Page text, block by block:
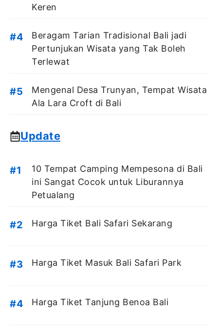
Keren
Beragam Tarian Tradisional Bali jadi
Pertunjukan Wisata yang Tak Boleh
Terlewat
Mengenal Desa Trunyan, Tempat Wisata
Ala Lara Croft di Bali
Update
10 Tempat Camping Mempesona di Bali
ini Sangat Cocok untuk Liburannya
Petualang
Harga Tiket Bali Safari Sekarang
Harga Tiket Masuk Bali Safari Park
Harga Tiket Tanjung Benoa Bali